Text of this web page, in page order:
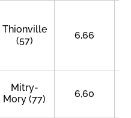
Thionville
(57)
6,66
Mitry-
Mory (77)
6,60